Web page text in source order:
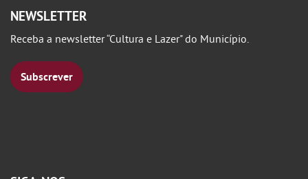
NEWSLETTER
Receba a newsletter “Cultura e Lazer" do Município.
Subscrever